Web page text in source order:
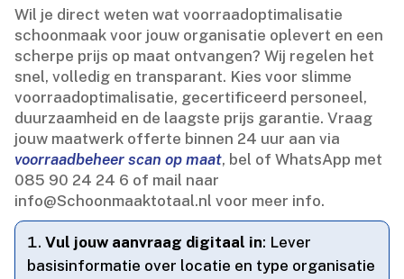
Wil je direct weten wat voorraadoptimalisatie
schoonmaak voor jouw organisatie oplevert en een
scherpe prijs op maat ontvangen? Wij regelen het
snel, volledig en transparant.​ Kies voor slimme
voorraadoptimalisatie, gecertificeerd personeel,
duurzaamheid en de laagste prijs garantie.​ Vraag
jouw maatwerk offerte binnen 24 uur aan via
voorraadbeheer scan op maat, bel of WhatsApp met
085 90 24 24 6 of mail naar
info@Schoonmaaktotaal.​nl voor meer info.​
Vul jouw aanvraag digitaal in: Lever
basisinformatie over locatie en type organisatie